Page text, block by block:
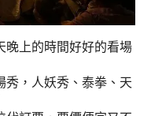
晚上的時間好好的看場
秀，人妖秀、泰拳、天